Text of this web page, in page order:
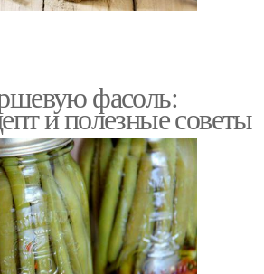
фасоль:
и полезные советы